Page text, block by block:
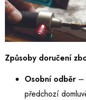
Způsoby doručení
Osobní odběr –
předchozí